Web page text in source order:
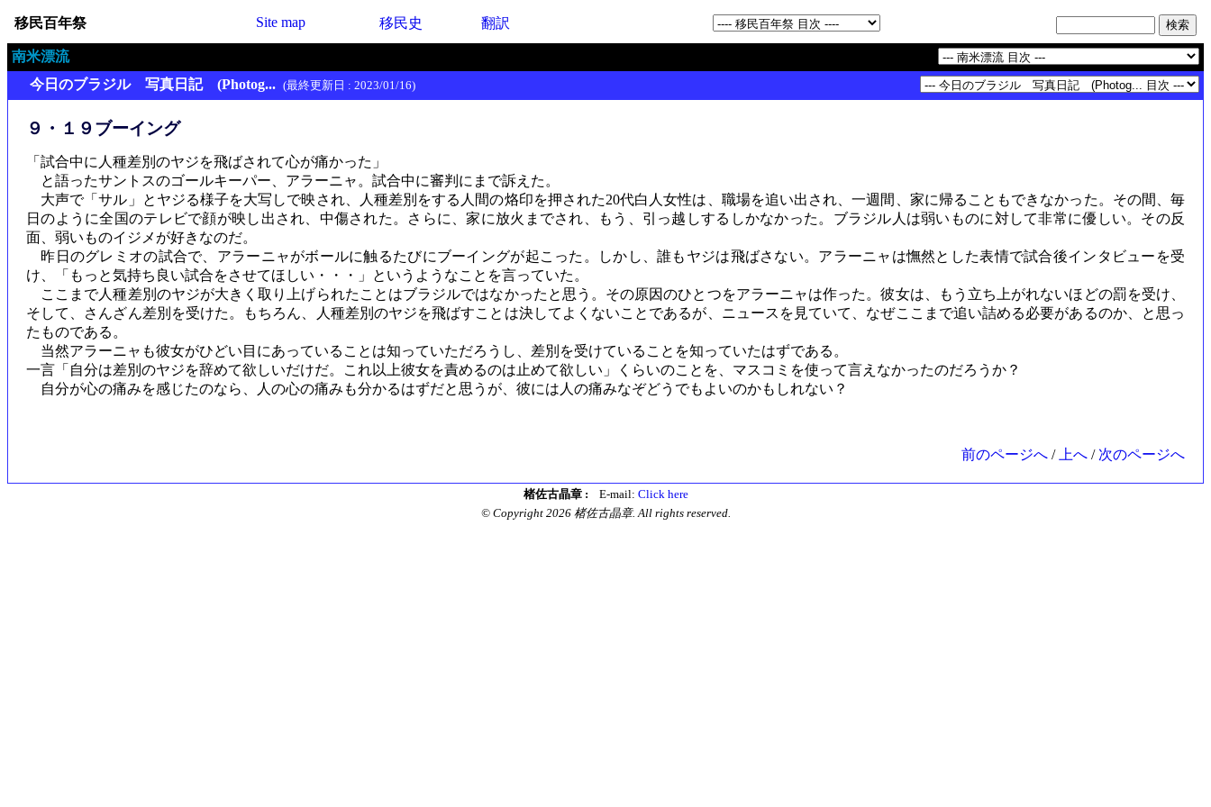
移民百年祭 Site map 移民史 翻訳
南米漂流
今日のブラジル 写真日記 (Photog... (最終更新日 : 2023/01/16)
９・１９ブーイング
「試合中に人種差別のヤジを飛ばされて心が痛かった」
と語ったサントスのゴールキーパー、アラーニャ。試合中に審判にまで訴えた。
大声で「サル」とヤジる様子を大写しで映され、人種差別をする人間の烙印を押された20代白人女性は、職場を追い出され、一週間、家に帰ることもできなかった。その間、毎
日のように全国のテレビで顔が映し出され、中傷された。さらに、家に放火までされ、もう、引っ越しするしかなかった。ブラジル人は弱いものに対して非常に優しい。その反
面、弱いものイジメが好きなのだ。
昨日のグレミオの試合で、アラーニャがボールに触るたびにブーイングが起こった。しかし、誰もヤジは飛ばさない。アラーニャは憮然とした表情で試合後インタビューを受
け、「もっと気持ち良い試合をさせてほしい・・・」というようなことを言っていた。
ここまで人種差別のヤジが大きく取り上げられたことはブラジルではなかったと思う。その原因のひとつをアラーニャは作った。彼女は、もう立ち上がれないほどの罰を受け、
そして、さんざん差別を受けた。もちろん、人種差別のヤジを飛ばすことは決してよくないことであるが、ニュースを見ていて、なぜここまで追い詰める必要があるのか、と思っ
たものである。
当然アラーニャも彼女がひどい目にあっていることは知っていただろうし、差別を受けていることを知っていたはずである。
一言「自分は差別のヤジを辞めて欲しいだけだ。これ以上彼女を責めるのは止めて欲しい」くらいのことを、マスコミを使って言えなかったのだろうか？
自分が心の痛みを感じたのなら、人の心の痛みも分かるはずだと思うが、彼には人の痛みなぞどうでもよいのかもしれない？
前のページへ / 上へ / 次のページへ
楮佐古晶章 : E-mail: Click here
© Copyright 2026 楮佐古晶章. All rights reserved.